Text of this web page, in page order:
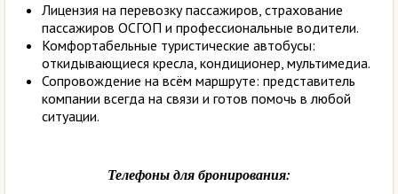
Лицензия на перевозку пассажиров, страхование
пассажиров ОСГОП и профессиональные водители.
Комфортабельные туристические автобусы:
откидывающиеся кресла, кондиционер, мультимедиа.
Сопровождение на всём маршруте: представитель
компании всегда на связи и готов помочь в любой
ситуации.
Телефоны для бронирования: